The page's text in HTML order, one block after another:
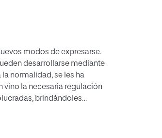
modos de expresarse.
desarrollarse mediante
normalidad, se les ha
vino la necesaria regulación
brindándoles
y el tratamiento de los
o teletrabajo. El análisis